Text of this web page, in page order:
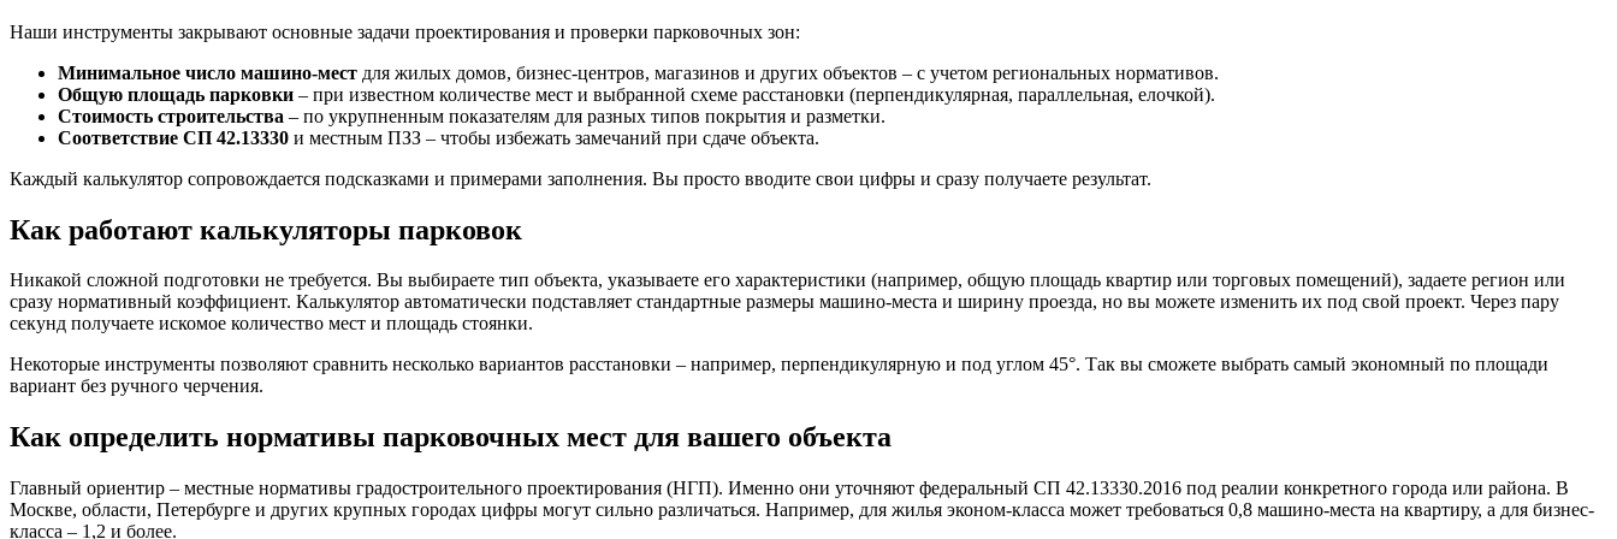
Наши инструменты закрывают основные задачи проектирования и проверки парковочных зон:
Минимальное число машино-мест для жилых домов, бизнес-центров, магазинов и других объектов – с учетом региональных нормативов.
Общую площадь парковки – при известном количестве мест и выбранной схеме расстановки (перпендикулярная, параллельная, елочкой).
Стоимость строительства – по укрупненным показателям для разных типов покрытия и разметки.
Соответствие СП 42.13330 и местным ПЗЗ – чтобы избежать замечаний при сдаче объекта.
Каждый калькулятор сопровождается подсказками и примерами заполнения. Вы просто вводите свои цифры и сразу получаете результат.
Как работают калькуляторы парковок
Никакой сложной подготовки не требуется. Вы выбираете тип объекта, указываете его характеристики (например, общую площадь квартир или торговых помещений), задаете регион или
сразу нормативный коэффициент. Калькулятор автоматически подставляет стандартные размеры машино-места и ширину проезда, но вы можете изменить их под свой проект. Через пару
секунд получаете искомое количество мест и площадь стоянки.
Некоторые инструменты позволяют сравнить несколько вариантов расстановки – например, перпендикулярную и под углом 45°. Так вы сможете выбрать самый экономный по площади
вариант без ручного черчения.
Как определить нормативы парковочных мест для вашего объекта
Главный ориентир – местные нормативы градостроительного проектирования (НГП). Именно они уточняют федеральный СП 42.13330.2016 под реалии конкретного города или района. В
Москве, области, Петербурге и других крупных городах цифры могут сильно различаться. Например, для жилья эконом-класса может требоваться 0,8 машино-места на квартиру, а для бизнес-
класса – 1,2 и более.